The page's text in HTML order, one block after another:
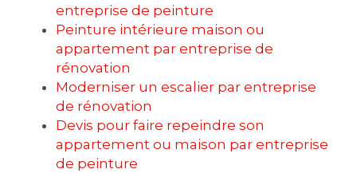
entreprise de peinture
Peinture intérieure maison ou
appartement par entreprise de
rénovation
Moderniser un escalier par entreprise
de rénovation
Devis pour faire repeindre son
appartement ou maison par entreprise
de peinture